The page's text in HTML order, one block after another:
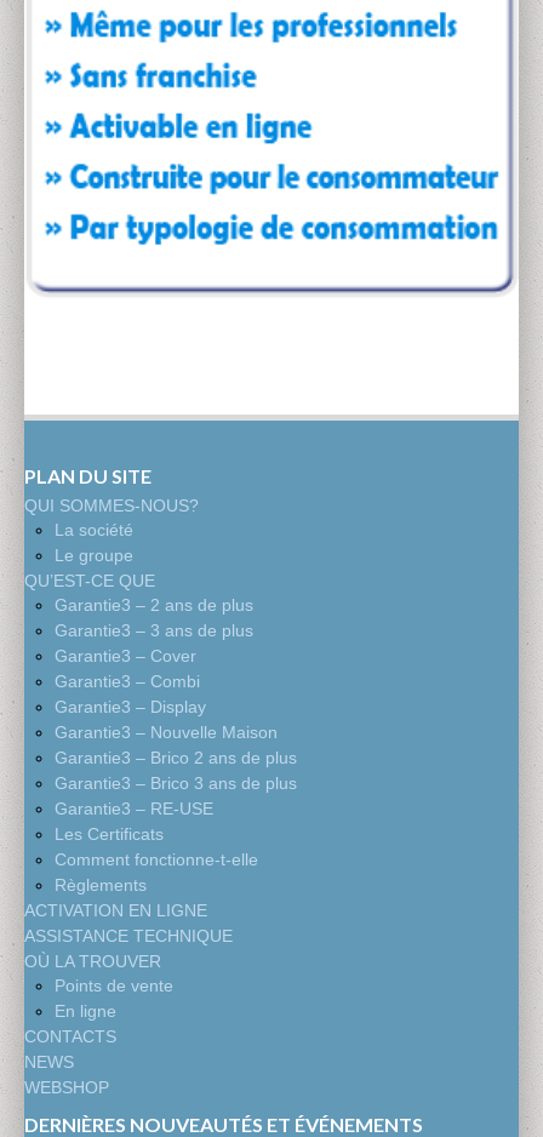
PLAN DU SITE
QUI SOMMES-NOUS?
La société
Le groupe
QU’EST-CE QUE
Garantie3 – 2 ans de plus
Garantie3 – 3 ans de plus
Garantie3 – Cover
Garantie3 – Combi
Garantie3 – Display
Garantie3 – Nouvelle Maison
Garantie3 – Brico 2 ans de plus
Garantie3 – Brico 3 ans de plus
Garantie3 – RE-USE
Les Certificats
Comment fonctionne-t-elle
Règlements
ACTIVATION EN LIGNE
ASSISTANCE TECHNIQUE
OÙ LA TROUVER
Points de vente
En ligne
CONTACTS
NEWS
WEBSHOP
DERNIÈRES NOUVEAUTÉS ET ÉVÉNEMENTS